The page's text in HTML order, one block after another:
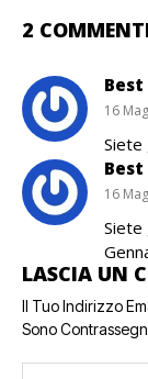
2
16
Siete
16
Siete
LASCIA UN
Il Tuo Indirizzo
Sono